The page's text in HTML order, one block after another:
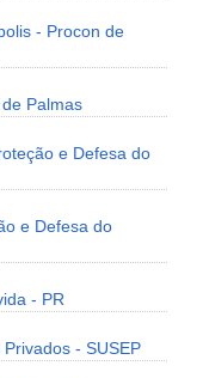
- Procon de
Palmas
e Defesa do
e Defesa do
- PR
- SUSEP